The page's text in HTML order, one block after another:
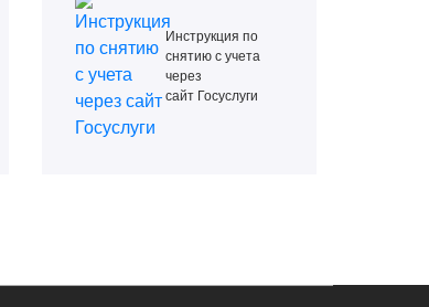
Инструкция по
снятию с учета
через
сайт Госуслуги